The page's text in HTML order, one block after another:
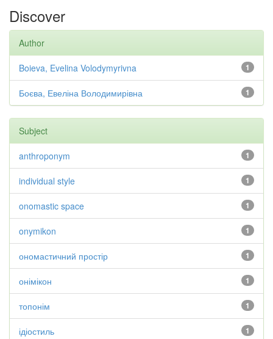
Discover
Author
1
Boieva, Evelina Volodymyrivna
1
Боєва, Евеліна Володимирівна
Subject
1
anthroponym
1
individual style
1
onomastic space
1
onymikon
1
ономастичний простір
1
онімікон
1
топонім
1
ідіостиль